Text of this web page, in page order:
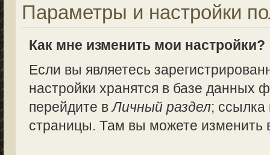
Параметры и настройки
Как мне изменить мои настройки?
Если вы являетесь
настройки хранятся в базе данных
перейдите вЛичный раздел; ссылка
страницы. Там вы можете изменить